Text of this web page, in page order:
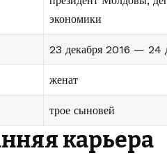
экономики
23 декабря 2016 — 24
женат
трое сыновей
карьера